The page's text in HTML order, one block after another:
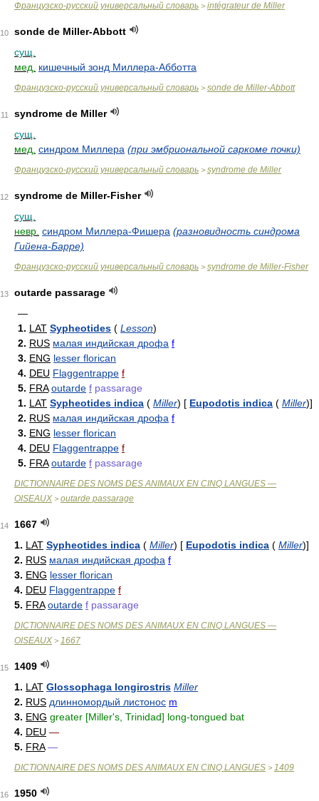
Французско-русский универсальный словарь > intégrateur de Miller
10
sonde de Miller-Abbott
сущ.
мед.
кишечный зонд Миллера-Абботта
Французско-русский универсальный словарь > sonde de Miller-Abbott
11
syndrome de Miller
сущ.
мед. синдром Миллера (при эмбриональной саркоме почки)
Французско-русский универсальный словарь > syndrome de Miller
12
syndrome de Miller-Fisher
сущ.
невр. синдром Миллера-Фишера (разновидность синдрома
Гийена-Барре)
Французско-русский универсальный словарь > syndrome de Miller-Fisher
13
outarde passarage
—
1. LAT Sypheotides ( Lesson)
2. RUS малая индийская дрофа f
3. ENG lesser florican
4. DEU Flaggentrappe f
5. FRA outarde f passarage
1. LAT Sypheotides indica ( Miller) [ Eupodotis indica ( Miller)]
2. RUS малая индийская дрофа f
3. ENG lesser florican
4. DEU Flaggentrappe f
5. FRA outarde f passarage
DICTIONNAIRE DES NOMS DES ANIMAUX EN CINQ LANGUES —
OISEAUX > outarde passarage
14
1667
1. LAT Sypheotides indica ( Miller) [ Eupodotis indica ( Miller)]
2. RUS малая индийская дрофа f
3. ENG lesser florican
4. DEU Flaggentrappe f
5. FRA outarde f passarage
DICTIONNAIRE DES NOMS DES ANIMAUX EN CINQ LANGUES —
OISEAUX > 1667
15
1409
1. LAT Glossophaga longirostris Miller
2. RUS длинномордый листонос m
3. ENG greater [Miller's, Trinidad] long-tongued bat
4. DEU —
5. FRA —
DICTIONNAIRE DES NOMS DES ANIMAUX EN CINQ LANGUES > 1409
16 1950